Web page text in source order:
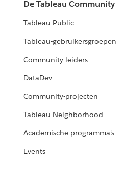
De Tableau Community
Tableau Public
Tableau-gebruikersgroepen
Community-leiders
DataDev
Community-projecten
Tableau Neighborhood
Academische programma's
Events